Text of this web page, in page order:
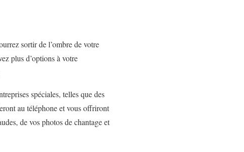
sortir de l’ombre de votre
plus d’options à votre
spéciales, telles que des
au téléphone et vous offriront
de vos photos de chantage et